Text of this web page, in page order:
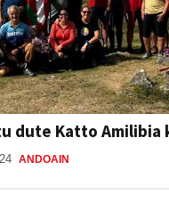
dute Katto Amilibia
ANDOAIN